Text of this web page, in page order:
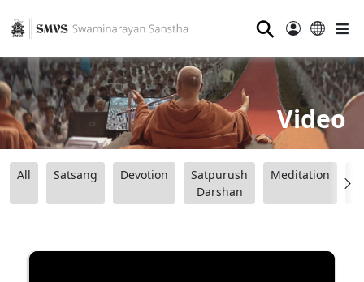
⚲
Video
All Satsang Devotion
Satpurush
Darshan
Meditation